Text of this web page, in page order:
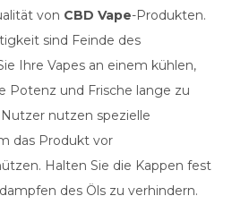
von CBD Vape-Produkten.
sind Feinde des
Ihre Vapes an einem kühlen,
Potenz und Frische lange zu
nutzen spezielle
das Produkt vor
Halten Sie die Kappen fest
des Öls zu verhindern.